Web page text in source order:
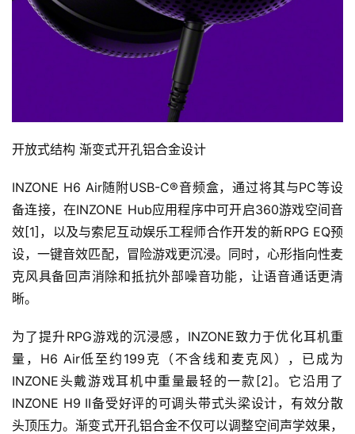
开放式结构 渐变式开孔铝合金设计
INZONE H6 Air随附USB-C®音频盒，通过将其与PC等设
备连接，在INZONE Hub应用程序中可开启360游戏空间音
效[1]，以及与索尼互动娱乐工程师合作开发的新RPG EQ预
设，一键音效匹配，冒险游戏更沉浸。同时，心形指向性麦
克风具备回声消除和抵抗外部噪音功能，让语音通话更清
晰。
为了提升RPG游戏的沉浸感，INZONE致力于优化耳机重
量，H6 Air低至约199克（不含线和麦克风），已成为
INZONE头戴游戏耳机中重量最轻的一款[2]。它沿用了
INZONE H9 II备受好评的可调头带式头梁设计，有效分散
头顶压力。渐变式开孔铝合金不仅可以调整空间声学效果，